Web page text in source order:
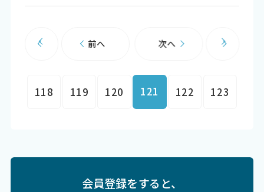
前へ
118 119 120 121 122 123
次へ
会員登録をすると、